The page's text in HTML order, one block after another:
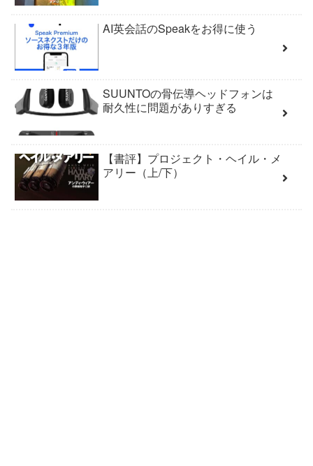
AI英会話のSpeakをお得に使う
SUUNTOの骨伝導ヘッドフォンは
耐久性に問題がありすぎる
【書評】プロジェクト・ヘイル・メ
アリー（上/下）